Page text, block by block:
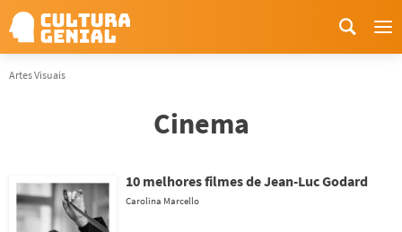
Artes Visuais
Cinema
10 melhores filmes de Jean-Luc Godard
Carolina Marcello